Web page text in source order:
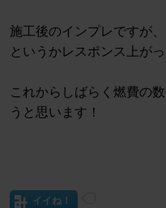
施工後のインプレですが
というかレスポンス上が
これからしばらく燃費の
うと思います！
イイね！